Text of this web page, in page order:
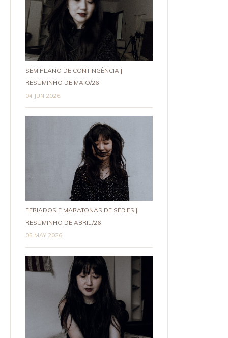
SEM PLANO DE CONTINGÊNCIA |
RESUMINHO DE MAIO/26
04 JUN 2026
FERIADOS E MARATONAS DE SÉRIES |
RESUMINHO DE ABRIL/26
05 MAY 2026